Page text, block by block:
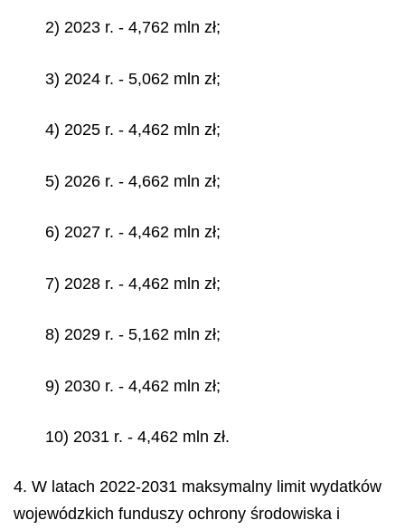
2) 2023 r. - 4,762 mln zł;
3) 2024 r. - 5,062 mln zł;
4) 2025 r. - 4,462 mln zł;
5) 2026 r. - 4,662 mln zł;
6) 2027 r. - 4,462 mln zł;
7) 2028 r. - 4,462 mln zł;
8) 2029 r. - 5,162 mln zł;
9) 2030 r. - 4,462 mln zł;
10) 2031 r. - 4,462 mln zł.
4. W latach 2022-2031 maksymalny limit wydatków
wojewódzkich funduszy ochrony środowiska i